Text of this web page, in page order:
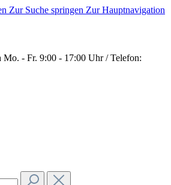
Zur Suche springen Zur Hauptnavigation
Mo. - Fr. 9:00 - 17:00 Uhr / Telefon: